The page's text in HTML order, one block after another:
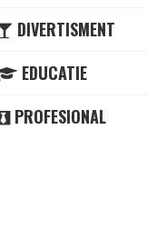
DIVERTISMENT
EDUCATIE
PROFESIONAL